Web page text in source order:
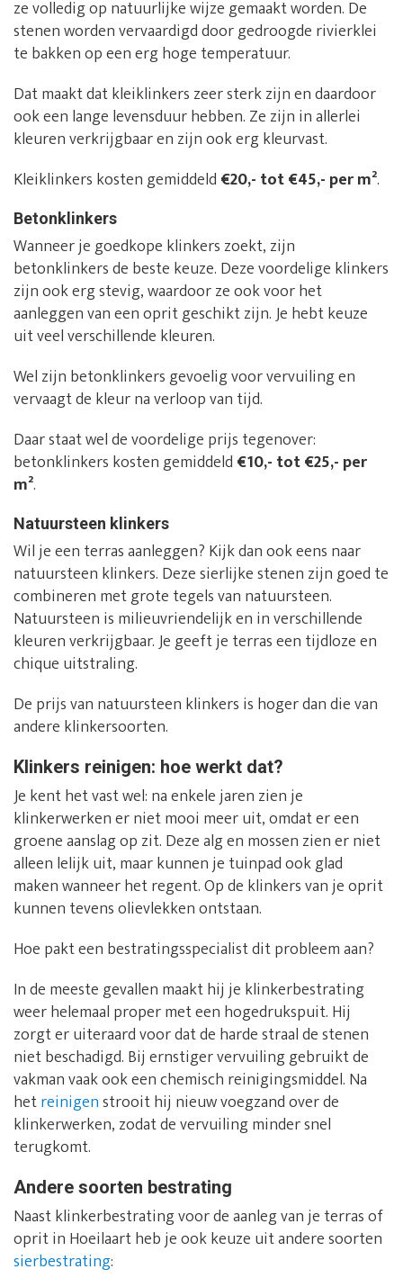
ze volledig op natuurlijke wijze gemaakt worden. De
stenen worden vervaardigd door gedroogde rivierklei
te bakken op een erg hoge temperatuur.
Dat maakt dat kleiklinkers zeer sterk zijn en daardoor
ook een lange levensduur hebben. Ze zijn in allerlei
kleuren verkrijgbaar en zijn ook erg kleurvast.
Kleiklinkers kosten gemiddeld €20,- tot €45,- per m².
Betonklinkers
Wanneer je goedkope klinkers zoekt, zijn
betonklinkers de beste keuze. Deze voordelige klinkers
zijn ook erg stevig, waardoor ze ook voor het
aanleggen van een oprit geschikt zijn. Je hebt keuze
uit veel verschillende kleuren.
Wel zijn betonklinkers gevoelig voor vervuiling en
vervaagt de kleur na verloop van tijd.
Daar staat wel de voordelige prijs tegenover:
betonklinkers kosten gemiddeld €10,- tot €25,- per
m².
Natuursteen klinkers
Wil je een terras aanleggen? Kijk dan ook eens naar
natuursteen klinkers. Deze sierlijke stenen zijn goed te
combineren met grote tegels van natuursteen.
Natuursteen is milieuvriendelijk en in verschillende
kleuren verkrijgbaar. Je geeft je terras een tijdloze en
chique uitstraling.
De prijs van natuursteen klinkers is hoger dan die van
andere klinkersoorten.
Klinkers reinigen: hoe werkt dat?
Je kent het vast wel: na enkele jaren zien je
klinkerwerken er niet mooi meer uit, omdat er een
groene aanslag op zit. Deze alg en mossen zien er niet
alleen lelijk uit, maar kunnen je tuinpad ook glad
maken wanneer het regent. Op de klinkers van je oprit
kunnen tevens olievlekken ontstaan.
Hoe pakt een bestratingsspecialist dit probleem aan?
In de meeste gevallen maakt hij je klinkerbestrating
weer helemaal proper met een hogedrukspuit. Hij
zorgt er uiteraard voor dat de harde straal de stenen
niet beschadigd. Bij ernstiger vervuiling gebruikt de
vakman vaak ook een chemisch reinigingsmiddel. Na
hetreinigenstrooit hij nieuw voegzand over de
klinkerwerken, zodat de vervuiling minder snel
terugkomt.
Andere soorten bestrating
Naast klinkerbestrating voor de aanleg van je terras of
oprit in Hoeilaart heb je ook keuze uit andere soorten
sierbestrating: